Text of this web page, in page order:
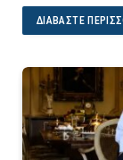
ΔΙΑΒΆΣΤΕ